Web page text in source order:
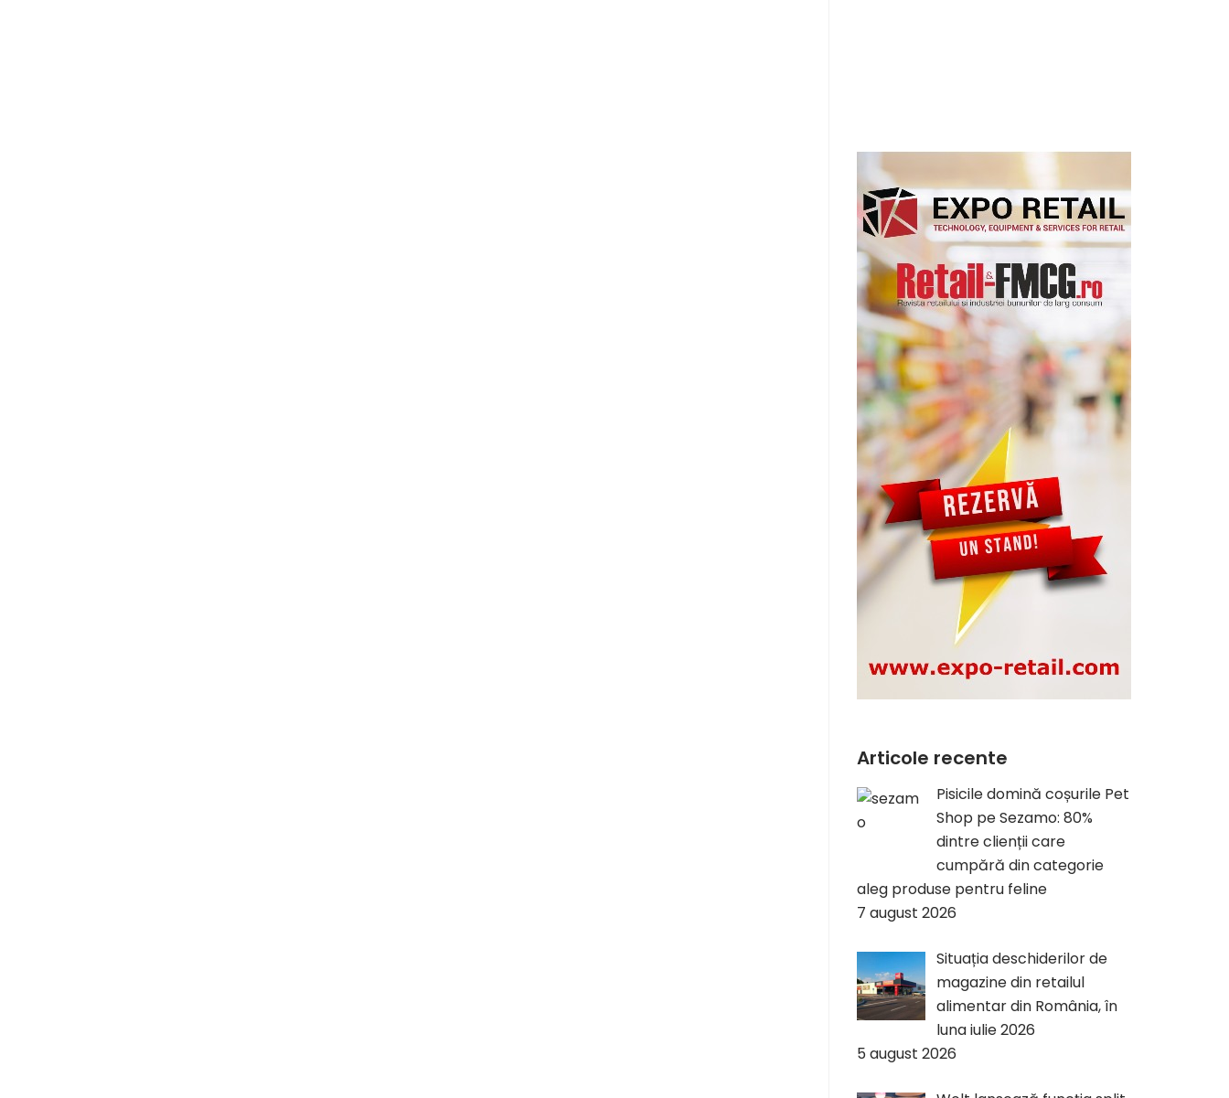
Articole recente
Pisicile domină coșurile Pet
Shop pe Sezamo: 80%
dintre clienții care
cumpără din categorie
aleg produse pentru feline
7 august 2026
Situația deschiderilor de
magazine din retailul
alimentar din România, în
luna iulie 2026
5 august 2026